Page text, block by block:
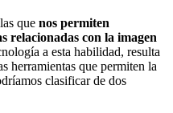
que nos permiten
relacionadas con la imagen
a esta habilidad, resulta
herramientas que permiten la
clasificar de dos